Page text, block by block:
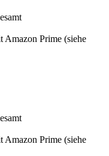
Amazon Prime (siehe
Amazon Prime (siehe